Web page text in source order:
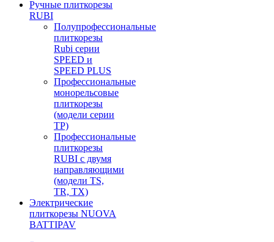
Ручные плиткорезы
RUBI
Полупрофессиональные
плиткорезы
Rubi серии
SPEED и
SPEED PLUS
Профессиональные
монорельсовые
плиткорезы
(модели серии
TP)
Профессиональные
плиткорезы
RUBI с двумя
направляющими
(модели TS,
TR, TX)
Электрические
плиткорезы NUOVA
BATTIPAV